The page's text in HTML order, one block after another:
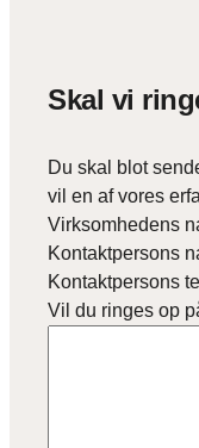
Skal vi
Du skal blot
vil en af vores
Virksomhedens
Kontaktpersons
Kontaktpersons
Vil du ringes op